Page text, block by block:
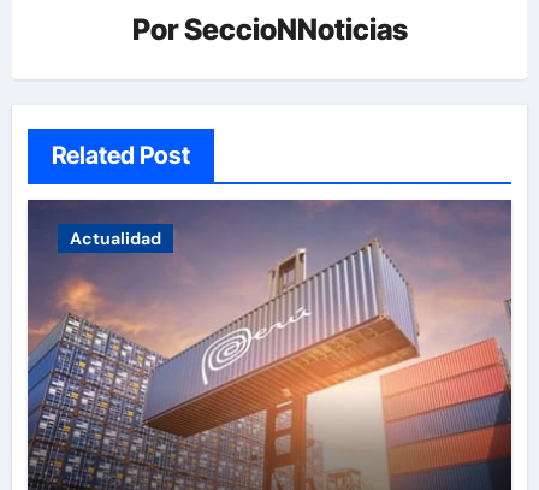
PorSeccioNNoticias
Related Post
Actualidad